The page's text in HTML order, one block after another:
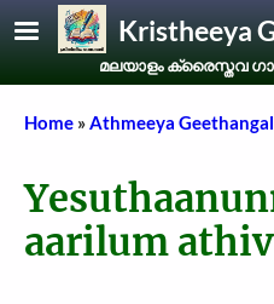
Skip to main content
Kristheeya
മലയാളം ക്രൈസ്തവ
Breadcrumb
Home Athmeeya Geethangal
aarilum